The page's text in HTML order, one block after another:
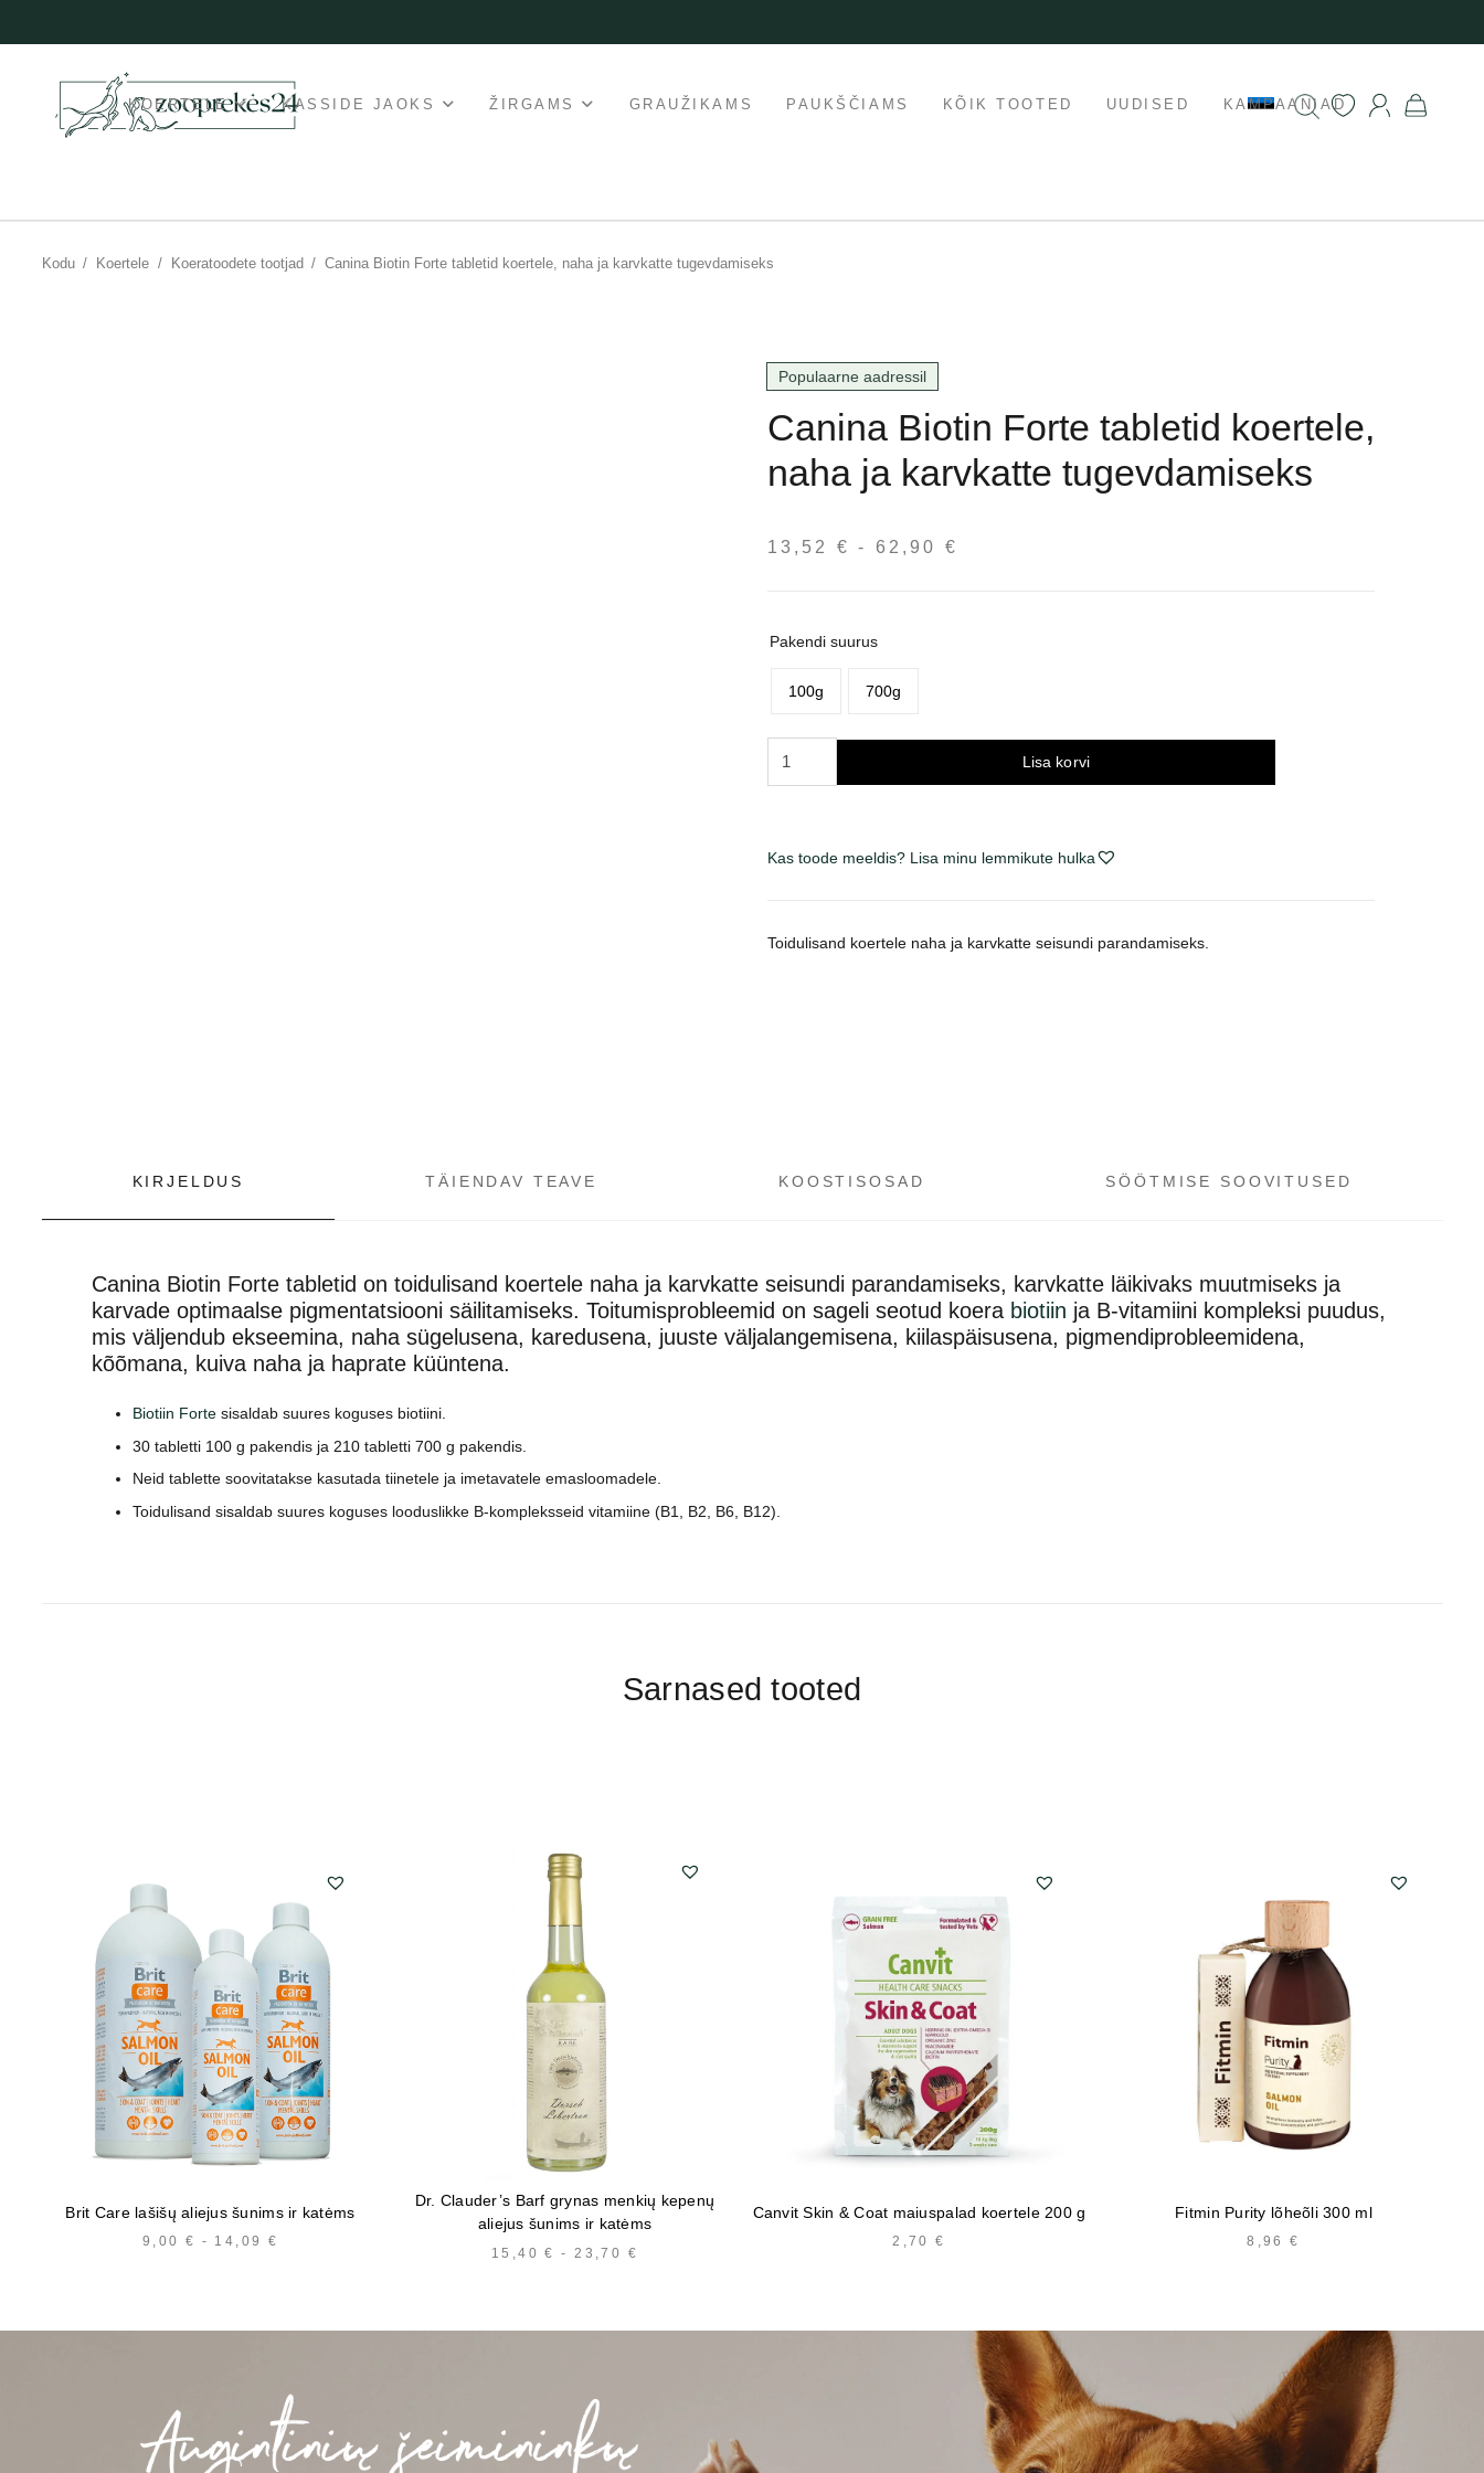
KOERTELE KASSIDE JAOKS ŽIRGAMS GRAUŽIKAMS PAUKŠČIAMS KÕIK TOOTED UUDISED KAMPAANIAD
Kodu / Koertele / Koeratoodete tootjad / Canina Biotin Forte tabletid koertele, naha ja karvkatte tugevdamiseks
Populaarne aadressil
Canina Biotin Forte tabletid koertele,
naha ja karvkatte tugevdamiseks
13,52 € - 62,90 €
Pakendi suurus
100g 700g
šunims,
kailio
Lisa korvi
Kas toode meeldis? Lisa minu lemmikute hulka
Toidulisand koertele naha ja karvkatte seisundi parandamiseks.
KIRJELDUS TÄIENDAV TEAVE KOOSTISOSAD SÖÖTMISE SOOVITUSED
Canina Biotin Forte tabletid on toidulisand koertele naha ja karvkatte seisundi parandamiseks, karvkatte läikivaks muutmiseks ja
karvade optimaalse pigmentatsiooni säilitamiseks. Toitumisprobleemid on sageli seotud koera biotiin ja B-vitamiini kompleksi puudus,
mis väljendub ekseemina, naha sügelusena, karedusena, juuste väljalangemisena, kiilaspäisusena, pigmendiprobleemidena,
kõõmana, kuiva naha ja haprate küüntena.
Biotiin Forte sisaldab suures koguses biotiini.
30 tabletti 100 g pakendis ja 210 tabletti 700 g pakendis.
Neid tablette soovitatakse kasutada tiinetele ja imetavatele emasloomadele.
Toidulisand sisaldab suures koguses looduslikke B-kompleksseid vitamiine (B1, B2, B6, B12).
Sarnased tooted
Brit Care lašišų aliejus šunims ir katėms
9,00 € - 14,09 €
Dr. Clauder’s Barf grynas menkių kepenų
aliejus šunims ir katėms
15,40€ - 23,70 €
Canvit Skin & Coat maiuspalad koertele 200 g
2,70€
Fitmin Purity lõheõli 300 ml
8,96€